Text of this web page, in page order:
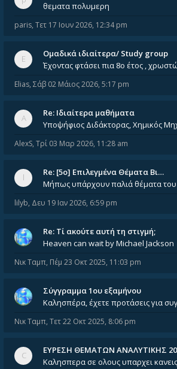
θεματα πολυμερη
paris, Τετ 17 Ιουν 2026, 12:34 pm
Ομαδικά ιδιαίτερα/ Study group
Elias, Σάβ 02 Μάιος 2026, 5:17 pm
Re: Ιδιαίτερα μαθήματα
AlexS, Τρί 03 Μαρ 2026, 11:28 am
Re: [5ο] Επιλεγμένα Θέματα Βι…
Μήπως υπάρχουν παλιά θέματα
lilyb, Δευ 19 Ιαν 2026, 6:59 pm
Re: Tί ακούτε αυτή τη στιγμή;
Heaven can wait by Michael Jackson
Νικ Ταμπ, Πέμ 23 Οκτ 2025, 11:03 pm
Σύγγραμμα 1ου εξαμήνου
Νικ Ταμπ, Τετ 22 Οκτ 2025, 8:06 pm
ΕΥΡΕΣΗ ΘΕΜΑΤΩΝ ΑΝΑΛΥΤΙΚΗΣ